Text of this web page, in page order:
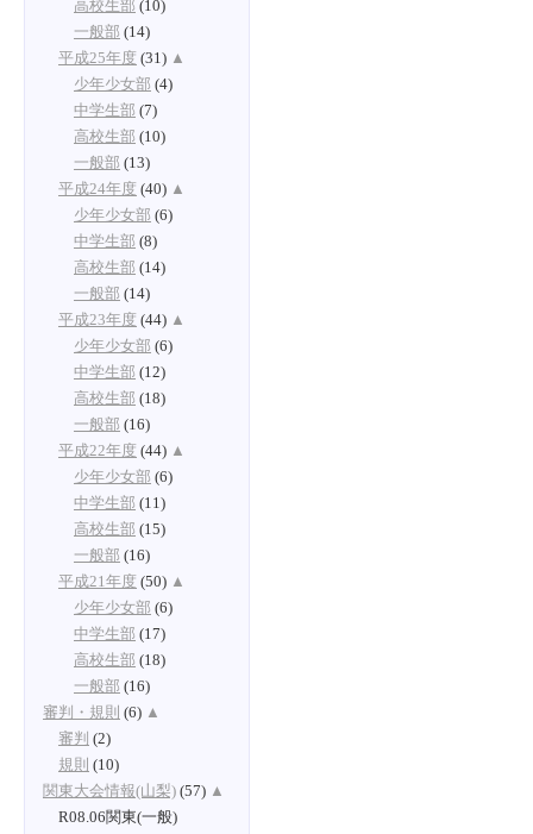
高校生部 (10)
一般部 (14)
平成25年度 (31) ▲
少年少女部 (4)
中学生部 (7)
高校生部 (10)
一般部 (13)
平成24年度 (40) ▲
少年少女部 (6)
中学生部 (8)
高校生部 (14)
一般部 (14)
平成23年度 (44) ▲
少年少女部 (6)
中学生部 (12)
高校生部 (18)
一般部 (16)
平成22年度 (44) ▲
少年少女部 (6)
中学生部 (11)
高校生部 (15)
一般部 (16)
平成21年度 (50) ▲
少年少女部 (6)
中学生部 (17)
高校生部 (18)
一般部 (16)
審判・規則 (6) ▲
審判 (2)
規則 (10)
関東大会情報(山梨) (57) ▲
R08.06関東(一般)